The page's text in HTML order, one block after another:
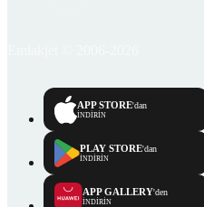
APP STORE'dan
İNDİRİN
PLAY STORE'dan
İNDİRİN
APP GALLERY'den
İNDİRİN